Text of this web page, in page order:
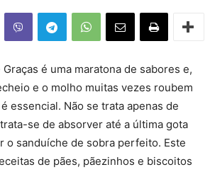
é uma maratona de sabores e,
e o molho muitas vezes roubem
essencial. Não se trata apenas de
se de absorver até a última gota
o sanduíche de sobra perfeito. Este
de pães, pãezinhos e biscoitos